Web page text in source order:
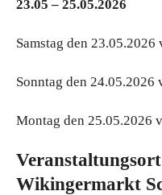
23.05 – 25.05.2026
Samstag den
Sonntag den 24.05.2026
Montag den 25.05.2026
Wikingermarkt